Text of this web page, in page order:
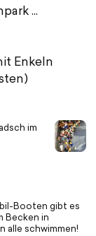
...
Enkeln
im
Booten gibt es
Becken in
alle schwimmen!